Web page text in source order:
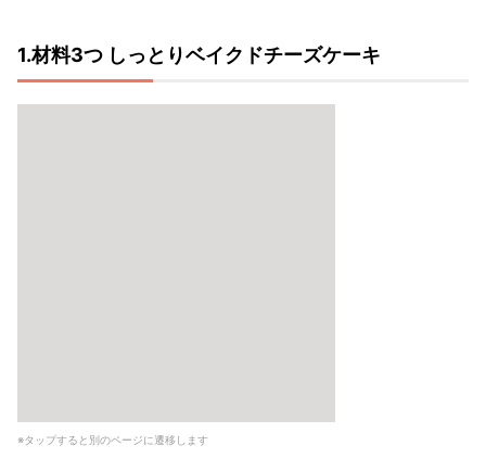
1.材料3つ しっとりベイクドチーズケーキ
※タップすると別のページに遷移します